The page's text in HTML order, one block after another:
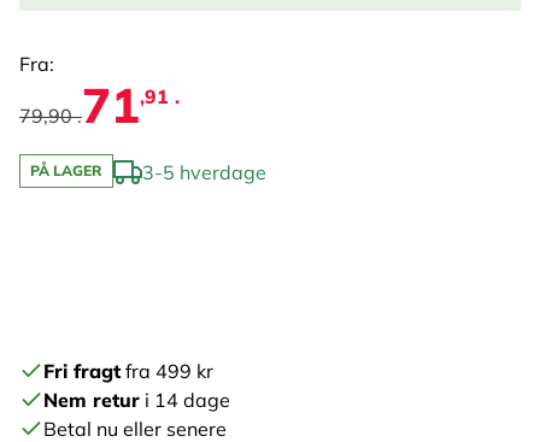
Fra:
79,90 .71,91 .
PÅ LAGER 3-5 hverdage
Fri fragtfra 499 kr
Nem retur i 14 dage
Betal nu eller senere